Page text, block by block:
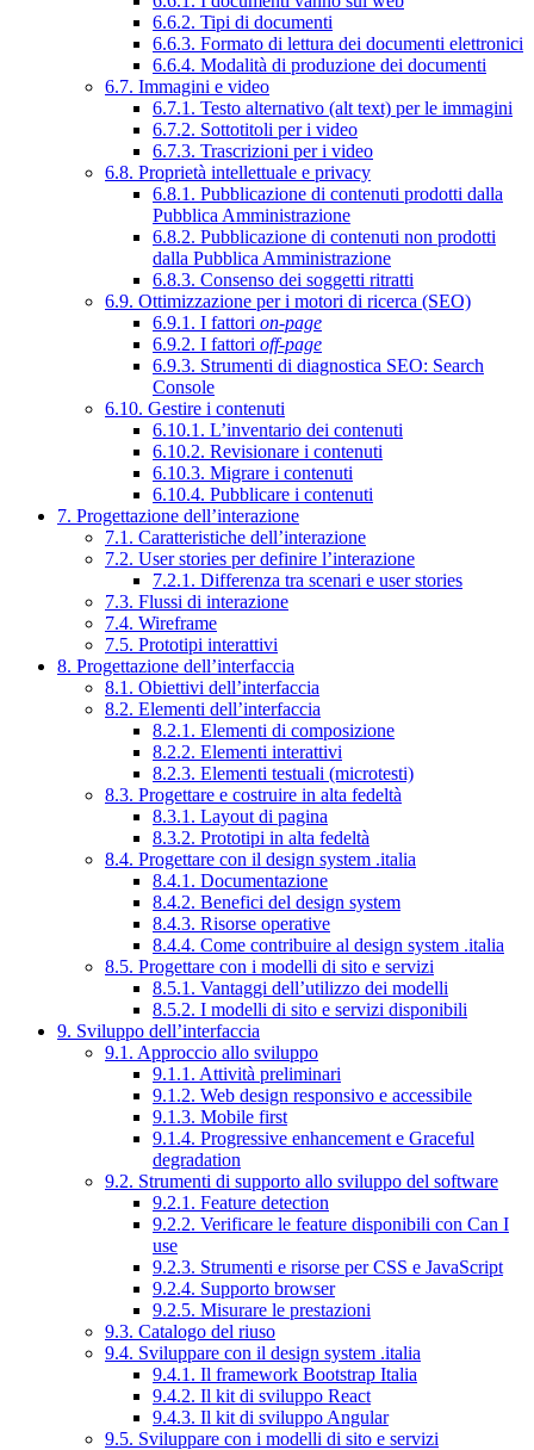
6.6.2. Tipi di documenti
6.6.3. Formato di lettura dei documenti elettronici
6.6.4. Modalità di produzione dei documenti
6.7. Immagini e video
6.7.1. Testo alternativo (alt text) per le immagini
6.7.2. Sottotitoli per i video
6.7.3. Trascrizioni per i video
6.8. Proprietà intellettuale e privacy
6.8.1. Pubblicazione di contenuti prodotti dalla
Pubblica Amministrazione
6.8.2. Pubblicazione di contenuti non prodotti
dalla Pubblica Amministrazione
6.8.3. Consenso dei soggetti ritratti
6.9. Ottimizzazione per i motori di ricerca (SEO)
6.9.1. I fattori on-page
6.9.2. I fattori off-page
6.9.3. Strumenti di diagnostica SEO: Search
Console
6.10. Gestire i contenuti
6.10.1. L’inventario dei contenuti
6.10.2. Revisionare i contenuti
6.10.3. Migrare i contenuti
6.10.4. Pubblicare i contenuti
7. Progettazione dell’interazione
7.1. Caratteristiche dell’interazione
7.2. User stories per definire l’interazione
7.2.1. Differenza tra scenari e user stories
7.3. Flussi di interazione
7.4. Wireframe
7.5. Prototipi interattivi
8. Progettazione dell’interfaccia
8.1. Obiettivi dell’interfaccia
8.2. Elementi dell’interfaccia
8.2.1. Elementi di composizione
8.2.2. Elementi interattivi
8.2.3. Elementi testuali (microtesti)
8.3. Progettare e costruire in alta fedeltà
8.3.1. Layout di pagina
8.3.2. Prototipi in alta fedeltà
8.4. Progettare con il design system .italia
8.4.1. Documentazione
8.4.2. Benefici del design system
8.4.3. Risorse operative
8.4.4. Come contribuire al design system .italia
8.5. Progettare con i modelli di sito e servizi
8.5.1. Vantaggi dell’utilizzo dei modelli
8.5.2. I modelli di sito e servizi disponibili
9. Sviluppo dell’interfaccia
9.1. Approccio allo sviluppo
9.1.1. Attività preliminari
9.1.2. Web design responsivo e accessibile
9.1.3. Mobile first
9.1.4. Progressive enhancement e Graceful
degradation
9.2. Strumenti di supporto allo sviluppo del software
9.2.1. Feature detection
9.2.2. Verificare le feature disponibili con Can I
use
9.2.3. Strumenti e risorse per CSS e JavaScript
9.2.4. Supporto browser
9.2.5. Misurare le prestazioni
9.3. Catalogo del riuso
9.4. Sviluppare con il design system .italia
9.4.1. Il framework Bootstrap Italia
9.4.2. Il kit di sviluppo React
9.4.3. Il kit di sviluppo Angular
9.5. Sviluppare con i modelli di sito e servizi